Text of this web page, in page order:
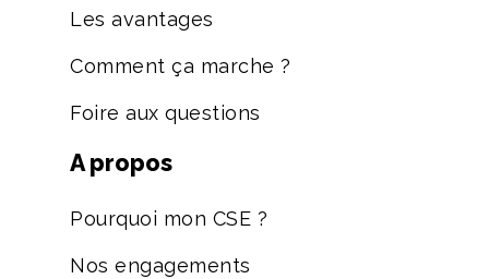
Les avantages
Comment ça marche ?
Foire aux questions
A propos
Pourquoi mon CSE ?
Nos engagements